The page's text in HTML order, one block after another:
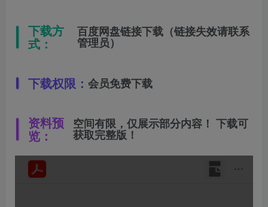
下载方
式：
百度网盘链接下载（链接失效请联系
管理员）
下载权限： 会员免费下载
资料预
览：
空间有限，仅展示部分内容！ 下载可
获取完整版！